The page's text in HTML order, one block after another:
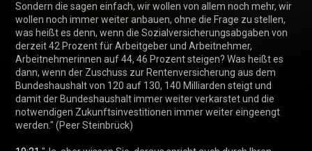
Sondern die sagen einfach, wir wollen von allem noch mehr, wir
wollen noch immer weiter anbauen, ohne die Frage zu stellen,
was heißt es denn, wenn die Sozialversicherungsabgaben von
derzeit 42 Prozent für Arbeitgeber und Arbeitnehmer,
Arbeitnehmerinnen auf 44, 46 Prozent steigen? Was heißt es
dann, wenn der Zuschuss zur Rentenversicherung aus dem
Bundeshaushalt von 120 auf 130, 140 Milliarden steigt und
damit der Bundeshaushalt immer weiter verkarstet und die
notwendigen Zukunftsinvestitionen immer weiter eingeengt
werden." (Peer Steinbrück)